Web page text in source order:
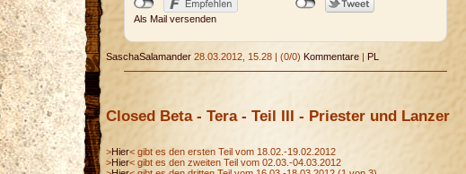
Als Mail versenden
SaschaSalamander 28.03.2012, 15.28 | (0/0) Kommentare | PL
Closed Beta - Tera - Teil III - Priester und Lanzer
>Hier< gibt es den ersten Teil vom 18.02.-19.02.2012
>Hier< gibt es den zweiten Teil vom 02.03.-04.03.2012